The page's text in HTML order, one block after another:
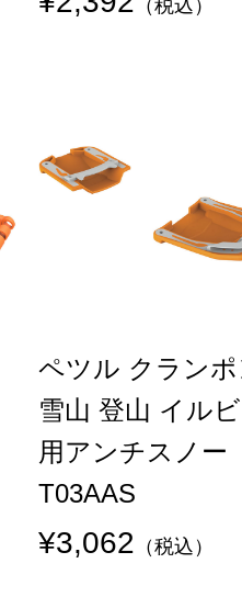
（税込）
ペツル クラン
雪山 登山 イル
用アンチスノー
T03AAS
¥3,062 （税込）